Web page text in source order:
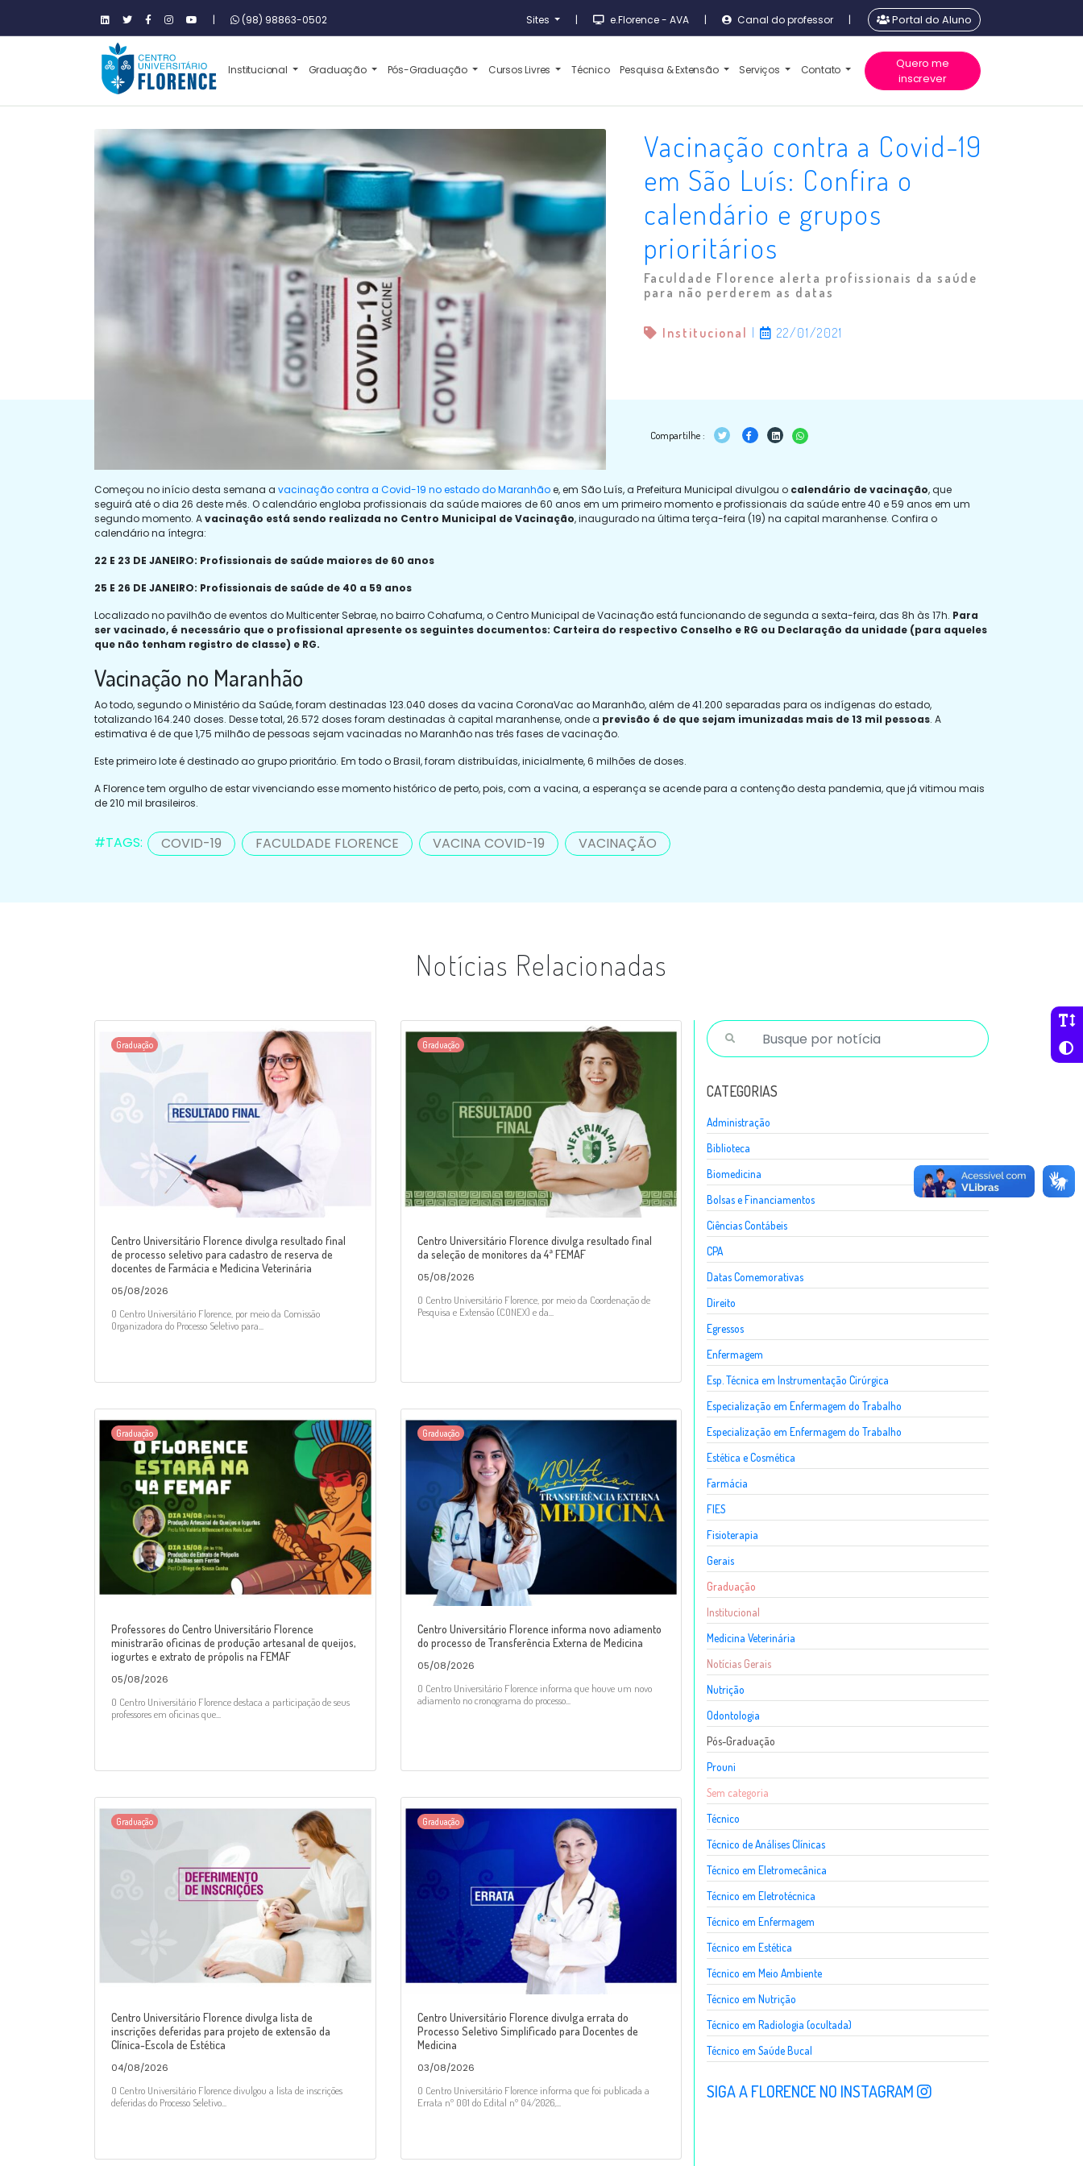
| (98) 98863-0502 Sites | e.Florence - AVA | Canal do professor | Portal do Aluno
Institucional Graduação Pós-Graduação Cursos Livres Técnico Pesquisa & Extensão Serviços Contato
Quero me
inscrever
Vacinação contra a Covid-19
em São Luís: Confira o
calendário e grupos
prioritários
Faculdade Florence alerta profissionais da saúde
para não perderem as datas
Institucional 22/01/2021
Compartilhe :
Começou no início desta semana a vacinação contra a Covid-19 no estado do Maranhãoe, em São Luís, a Prefeitura Municipal divulgou o calendário de vacinação, que
seguirá até o dia 26 deste mês. O calendário engloba profissionais da saúde maiores de 60 anos em um primeiro momento e profissionais da saúde entre 40 e 59 anos em um
segundo momento. Avacinação está sendo realizada no Centro Municipal de Vacinação, inaugurado na última terça-feira (19) na capital maranhense. Confira o
calendário na íntegra:
22 E 23 DE JANEIRO: Profissionais de saúde maiores de 60 anos
25 E 26 DE JANEIRO: Profissionais de saúde de 40 a 59 anos
Localizado no pavilhão de eventos do Multicenter Sebrae, no bairro Cohafuma, o Centro Municipal de Vacinação está funcionando de segunda a sexta-feira, das 8h às 17h. Para
ser vacinado, é necessário que o profissional apresente os seguintes documentos: Carteira do respectivo Conselho e RG ou Declaração da unidade (para aqueles
que não tenham registro de classe) e RG.
Vacinação no Maranhão
Ao todo, segundo o Ministério da Saúde, foram destinadas 123.040 doses da vacina CoronaVac ao Maranhão, além de 41.200 separadas para os indígenas do estado,
totalizando 164.240 doses. Desse total, 26.572 doses foram destinadas à capital maranhense, onde a previsão é de que sejam imunizadas mais de 13 mil pessoas. A
estimativa é de que 1,75 milhão de pessoas sejam vacinadas no Maranhão nas três fases de vacinação.
Este primeiro lote é destinado ao grupo prioritário. Em todo o Brasil, foram distribuídas, inicialmente, 6 milhões de doses.
A Florence tem orgulho de estar vivenciando esse momento histórico de perto, pois, com a vacina, a esperança se acende para a contenção desta pandemia, que já vitimou mais
de 210 mil brasileiros.
#TAGS: COVID-19 FACULDADE FLORENCE VACINA COVID-19 VACINAÇÃO
Notícias Relacionadas
Graduação
Centro Universitário Florence divulga resultado final
de processo seletivo para cadastro de reserva de
docentes de Farmácia e Medicina Veterinária
05/08/2026
O Centro Universitário Florence, por meio da Comissão
Organizadora do Processo Seletivo para...
Graduação
Centro Universitário Florence divulga resultado final
da seleção de monitores da 4ª FEMAF
05/08/2026
O Centro Universitário Florence, por meio da Coordenação de
Pesquisa e Extensão (CONEX) e da...
Graduação
Professores do Centro Universitário Florence
ministrarão oficinas de produção artesanal de queijos,
iogurtes e extrato de própolis na FEMAF
05/08/2026
O Centro Universitário Florence destaca a participação de seus
professores em oficinas que...
Graduação
Centro Universitário Florence informa novo adiamento
do processo de Transferência Externa de Medicina
05/08/2026
O Centro Universitário Florence informa que houve um novo
adiamento no cronograma do processo...
Graduação
Centro Universitário Florence divulga lista de
inscrições deferidas para projeto de extensão da
Clínica-Escola de Estética
04/08/2026
O Centro Universitário Florence divulgou a lista de inscrições
deferidas do Processo Seletivo...
Graduação
Centro Universitário Florence divulga errata do
Processo Seletivo Simplificado para Docentes de
Medicina
03/08/2026
O Centro Universitário Florence informa que foi publicada a
Errata nº 001 do Edital nº 04/2026,...
CATEGORIAS
Administração
Biblioteca
Biomedicina
Bolsas e Financiamentos
Ciências Contábeis
CPA
Datas Comemorativas
Direito
Egressos
Enfermagem
Esp. Técnica em Instrumentação Cirúrgica
Especialização em Enfermagem do Trabalho
Especialização em Enfermagem do Trabalho
Estética e Cosmética
Farmácia
FIES
Fisioterapia
Gerais
Graduação
Institucional
Medicina Veterinária
Notícias Gerais
Nutrição
Odontologia
Pós-Graduação
Prouni
Sem categoria
Técnico
Técnico de Análises Clínicas
Técnico em Eletromecânica
Técnico em Eletrotécnica
Técnico em Enfermagem
Técnico em Estética
Técnico em Meio Ambiente
Técnico em Nutrição
Técnico em Radiologia (ocultada)
Técnico em Saúde Bucal
SIGA A FLORENCE NO INSTAGRAM